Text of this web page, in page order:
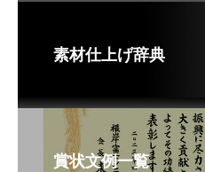
素材仕上げ辞典
賞状文例一覧